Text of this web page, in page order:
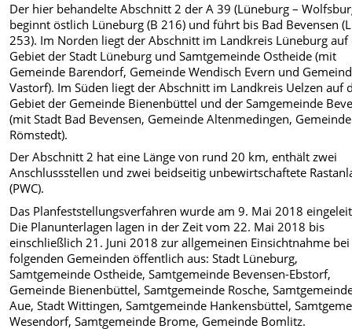
Der hier behandelte Abschnitt 2 der A 39 (Lüneburg –
beginnt östlich Lüneburg (B 216) und führt bis Bad Bevensen (L
253). Im Norden liegt der Abschnitt im Landkreis Lüneburg auf
Gebiet der Stadt Lüneburg und Samtgemeinde Ostheide (mit
Gemeinde Barendorf, Gemeinde Wendisch Evern und
Vastorf). Im Süden liegt der Abschnitt im Landkreis Uelzen auf
Gebiet der Gemeinde Bienenbüttel und der Samgemeinde
(mit Stadt Bad Bevensen, Gemeinde Altenmedingen, Gemeinde
Römstedt).
Der Abschnitt 2 hat eine Länge von rund 20 km, enthält zwei
Anschlussstellen und zwei beidseitig unbewirtschaftete
(PWC).
Das Planfeststellungsverfahren wurde am 9. Mai 2018
Die Planunterlagen lagen in der Zeit vom 22. Mai 2018 bis
einschließlich 21. Juni 2018 zur allgemeinen Einsichtnahme bei
folgenden Gemeinden öffentlich aus: Stadt Lüneburg,
Samtgemeinde Ostheide, Samtgemeinde Bevensen-Ebstorf,
Gemeinde Bienenbüttel, Samtgemeinde Rosche,
Aue, Stadt Wittingen, Samtgemeinde Hankensbüttel,
Wesendorf, Samtgemeinde Brome, Gemeinde Bomlitz.